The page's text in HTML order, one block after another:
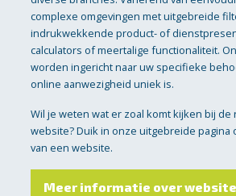
complexe omgevingen met uitgebreide
indrukwekkende product- of
calculators of meertalige functionaliteit.
worden ingericht naar uw specifieke
online aanwezigheid uniek is.
Wil je weten wat er zoal komt kijken bij de
website? Duik in onze uitgebreide pagina
van een website.
Meer informatie over